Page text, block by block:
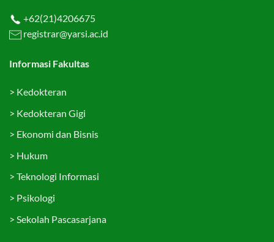
+62(21)4206675
registrar@yarsi.ac.id
Informasi Fakultas
> Kedokteran
> Kedokteran Gigi
> Ekonomi dan Bisnis
> Hukum
> Teknologi Informasi
> Psikologi
> Sekolah Pascasarjana